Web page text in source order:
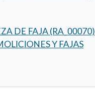
DE FAJA (RA_00070)
Y FAJAS